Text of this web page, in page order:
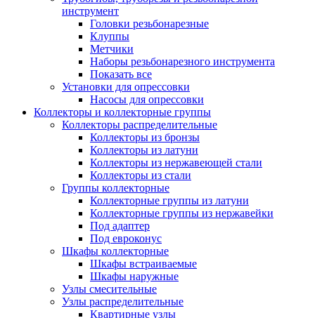
инструмент
Головки резьбонарезные
Клуппы
Метчики
Наборы резьбонарезного инструмента
Показать все
Установки для опрессовки
Насосы для опрессовки
Коллекторы и коллекторные группы
Коллекторы распределительные
Коллекторы из бронзы
Коллекторы из латуни
Коллекторы из нержавеющей стали
Коллекторы из стали
Группы коллекторные
Коллекторные группы из латуни
Коллекторные группы из нержавейки
Под адаптер
Под евроконус
Шкафы коллекторные
Шкафы встраиваемые
Шкафы наружные
Узлы смесительные
Узлы распределительные
Квартирные узлы